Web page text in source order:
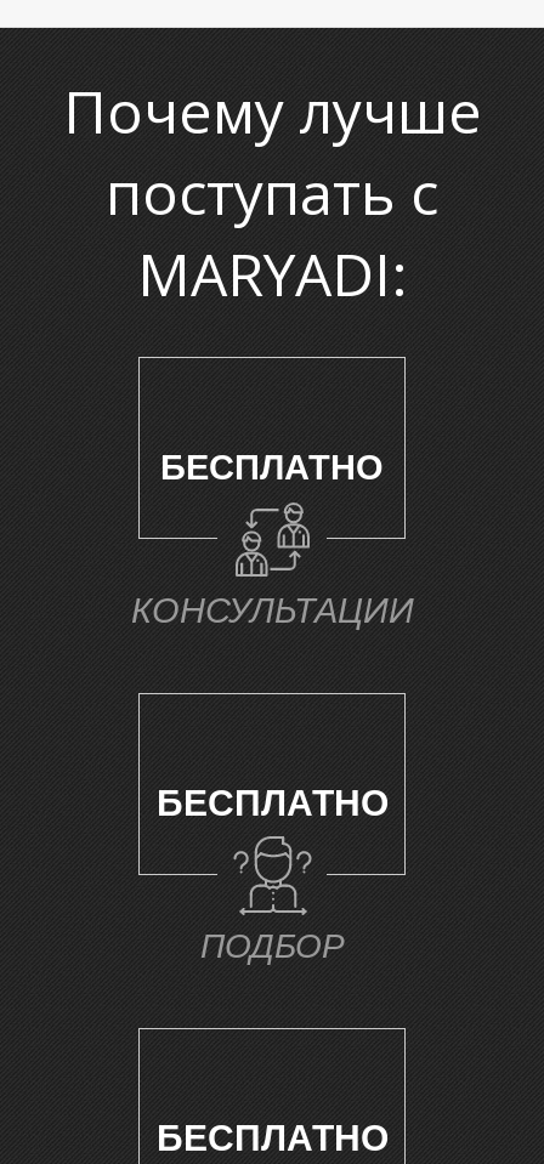
О
Ч
Почему лучше
поступать с
MARYADI:
БЕСПЛАТНО
КОНСУЛЬТАЦИИ
БЕСПЛАТНО
ПОДБОР
БЕСПЛАТНО